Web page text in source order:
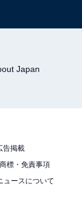
Japan
告掲載
標・免責事項
ュースについて